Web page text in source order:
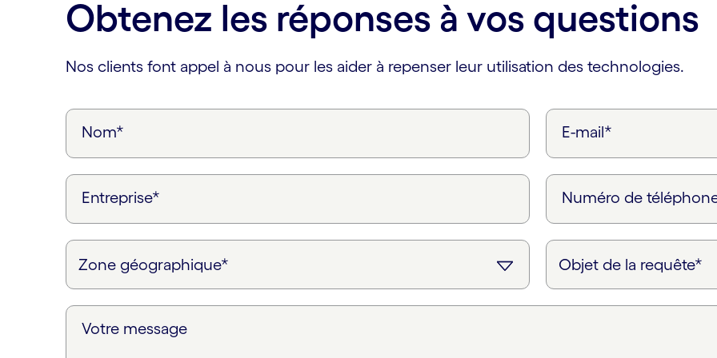
Obtenez les réponses à vos questions
Nos clients font appel à nous pour les aider à repenser leur utilisation des technologies.
Nom* E-mail*
Entreprise* Numéro de
Votre message